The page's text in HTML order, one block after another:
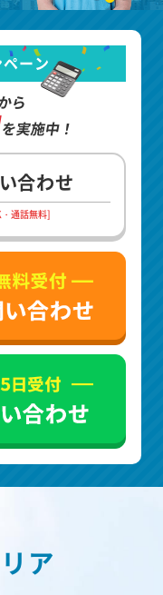
ーン
ら
を実施中！
合わせ
通話無料]
ア